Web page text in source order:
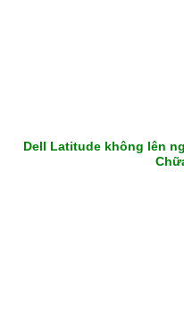
Dell Latitude không lên